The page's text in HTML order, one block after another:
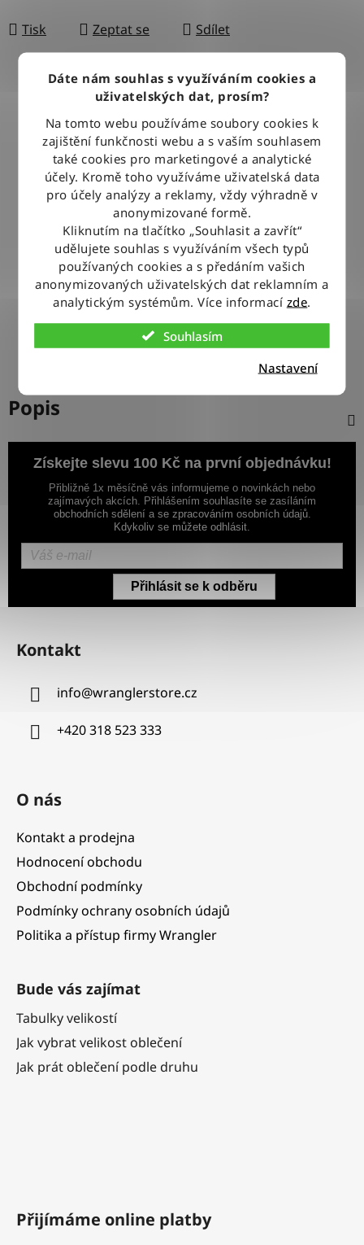
Dáte nám souhlas s využíváním cookies a
uživatelských dat, prosím?
Na tomto webu používáme soubory cookies k
zajištění funkčnosti webu a s vaším souhlasem
také cookies pro marketingové a analytické
účely. Kromě toho využíváme uživatelská data
pro účely analýzy a reklamy, vždy výhradně v
anonymizované formě.
Kliknutím na tlačítko „Souhlasit a zavřít“
udělujete souhlas s využíváním všech typů
používaných cookies a s předáním vašich
anonymizovaných uživatelských dat reklamním a
analytickým systémům. Více informací zde.
Souhlasím
Nastavení
Tisk Zeptat se Sdílet
DOPRAVA ZDARMA
BLESKOVÉ DORUČENÍ
Objednávky odesíláme každý pracovní den do 12:00
100% ZBOŽÍ SKLADEM
Veškeré vystavené zboží leží na našem skladě
VÝMĚNA ZBOŽÍ ZDARMA
Nevyhovující zboží zdarma vyměníme do 14 dnů od jeho
Popis
Získejte slevu 100 Kč na první objednávku!
Přibližně 1x měsíčně vás informujeme o novinkách nebo
zajímavých akcích. Přihlášením souhlasíte se zasíláním
obchodních sdělení a se zpracováním osobních údajů.
Kdykoliv se můžete odhlásit.
Přihlásit se k odběru
Z
Kontakt
info@wranglerstore.cz
+420 318 523 333
O nás
Kontakt a prodejna
Hodnocení obchodu
Obchodní podmínky
Podmínky ochrany osobních údajů
Politika a přístup firmy Wrangler
Bude vás zajímat
Tabulky velikostí
Jak vybrat velikost oblečení
Jak prát oblečení podle druhu
Přijímáme online platby